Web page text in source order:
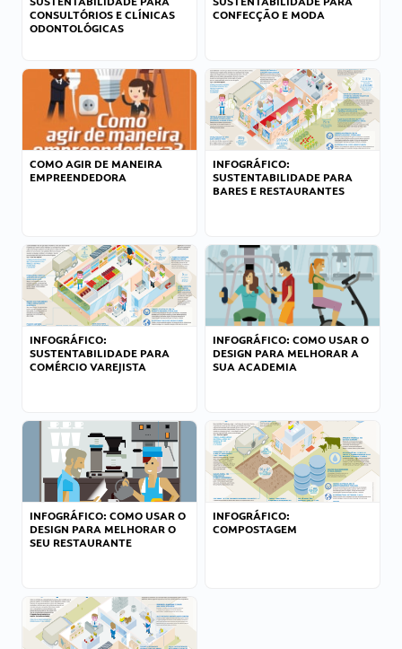
CONSULTÓRIOS E CLÍNICAS
ODONTOLÓGICAS
CONFECÇÃO E MODA
COMO AGIR DE MANEIRA
EMPREENDEDORA
INFOGRÁFICO:
SUSTENTABILIDADE PARA
BARES E RESTAURANTES
INFOGRÁFICO:
SUSTENTABILIDADE PARA
COMÉRCIO VAREJISTA
INFOGRÁFICO: COMO USAR O
DESIGN PARA MELHORAR A
SUA ACADEMIA
INFOGRÁFICO: COMO USAR O
DESIGN PARA MELHORAR O
SEU RESTAURANTE
INFOGRÁFICO:
COMPOSTAGEM